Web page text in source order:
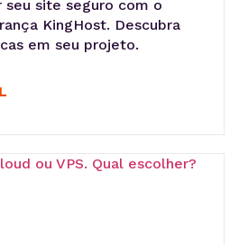
seu site seguro com o
KingHost. Descubra
em seu projeto.